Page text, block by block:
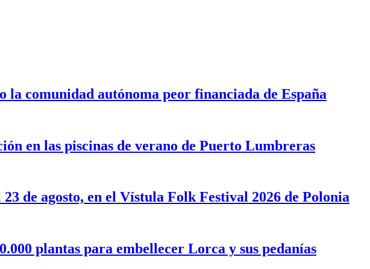
comunidad autónoma peor financiada de España
en las piscinas de verano de Puerto Lumbreras
de agosto, en el Vístula Folk Festival 2026 de Polonia
plantas para embellecer Lorca y sus pedanías